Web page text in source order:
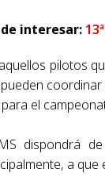
interesar:
pilotos
el
dispondrá
a